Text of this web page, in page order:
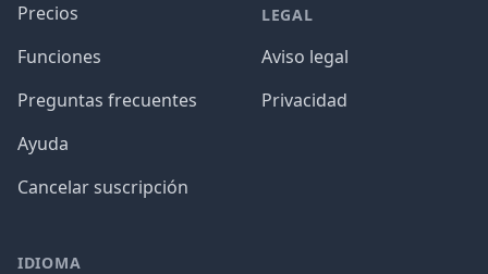
Precios
Funciones
Preguntas frecuentes
Ayuda
Cancelar suscripción
LEGAL
Aviso legal
Privacidad
IDIOMA